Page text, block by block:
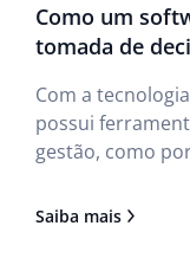
Como um
tomada de
Com a
possui
gestão, como
Por isso, a
Saiba mais